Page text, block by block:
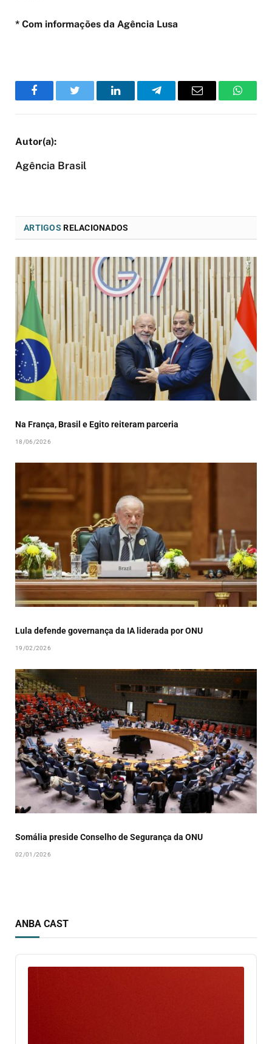
* Com informações da Agência Lusa
FacebookTwitter LinkedInTelegramEmail
Agência Brasil
ARTIGOS RELACIONADOS
Na França, Brasil e Egito reiteram parceria
18/06/2026
Lula defende governança da IA liderada por ONU
19/02/2026
Somália preside Conselho de Segurança da ONU
02/01/2026
ANBA CAST
Audio
Player